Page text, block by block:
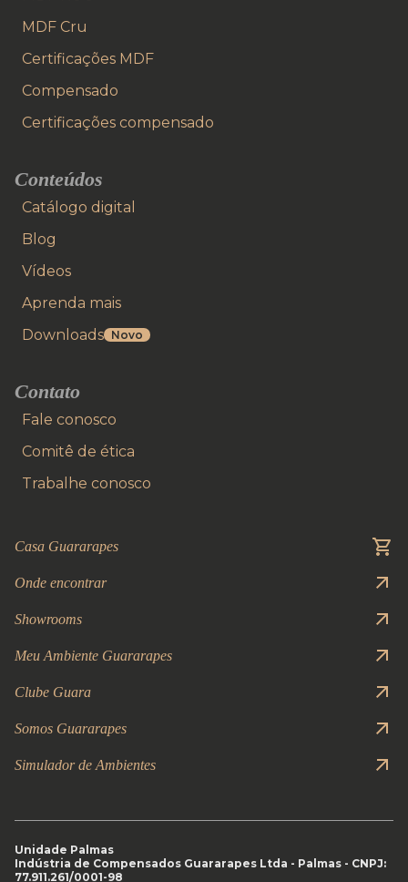
MDF Cru
Certificações MDF
Compensado
Certificações compensado
Conteúdos
Catálogo digital
Blog
Vídeos
Aprenda mais
Downloads Novo
Contato
Fale conosco
Comitê de ética
Trabalhe conosco
Casa Guararapes
Onde encontrar
Showrooms
Meu Ambiente Guararapes
Clube Guara
Somos Guararapes
Simulador de Ambientes
Unidade Palmas
Indústria de Compensados Guararapes Ltda - Palmas - CNPJ:
77.911.261/0001-98